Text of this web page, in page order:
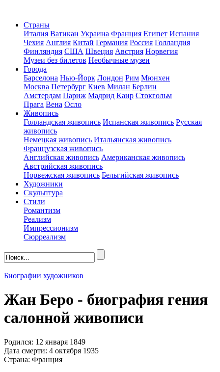
Страны
Италия Ватикан Украина Франция Египет Испания
Чехия Англия Китай Германия Россия Голландия
Финляндия США Швеция Австрия Норвегия
Музеи без билетов Необычные музеи
Города
Барселона Нью-Йорк Лондон Рим Мюнхен
Москва Петербург Киев Милан Берлин
Амстердам Париж Мадрид Каир Стокгольм
Прага Вена Осло
Живопись
Голландская живопись Испанская живопись Русская
живопись
Немецкая живопись Итальянская живопись
Французская живопись
Английская живопись Американская живопись
Австрийская живопись
Норвежская живопись Бельгийская живопись
Художники
Скульптура
Стили
Романтизм
Реализм
Импрессионизм
Сюрреализм
Биографии художников
Жан Беро - биография гения
салонной живописи
Родился: 12 января 1849
Дата смерти: 4 октября 1935
Страна: Франция